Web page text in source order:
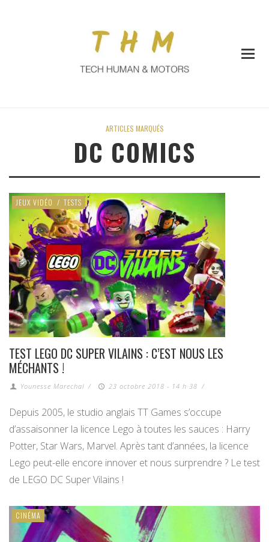
ARTICLES MARQUÉS
DC COMICS
JEUX VIDÉO / TESTS
TEST LEGO DC SUPER VILAINS : C’EST NOUS LES
MÉCHANTS !
Younesse Marechal / 23 octobre 2018 - 14 h 38 /
Depuis 2005, le studio anglais TT Games s’occupe
d’assaisonner la licence Lego à toutes les sauces : Harry
Potter, Star Wars, Marvel. Après tant d’années, la licence
Lego peut-elle encore innover et nous surprendre ? Le test
de LEGO DC Super Vilains !
CINÉMA